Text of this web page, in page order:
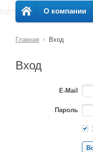
О компании
Главная Вход
Вход
E-Mail
Пароль